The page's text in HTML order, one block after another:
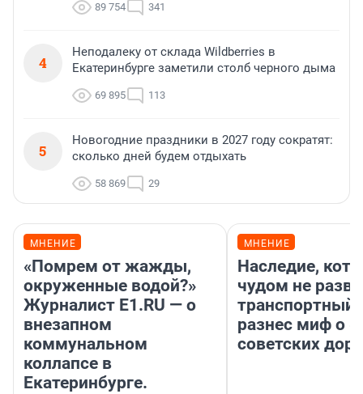
89 754 341
4
Неподалеку от склада Wildberries в
Екатеринбурге заметили столб черного дыма
69 895 113
5
Новогодние праздники в 2027 году сократят:
сколько дней будем отдыхать
58 869 29
МНЕНИЕ
«Помрем от жажды,
окруженные водой?»
Журналист E1.RU — о
внезапном
коммунальном
коллапсе в
Екатеринбурге.
МНЕНИЕ
Наследие,
чудом не
транспортный
разнес миф о
советских